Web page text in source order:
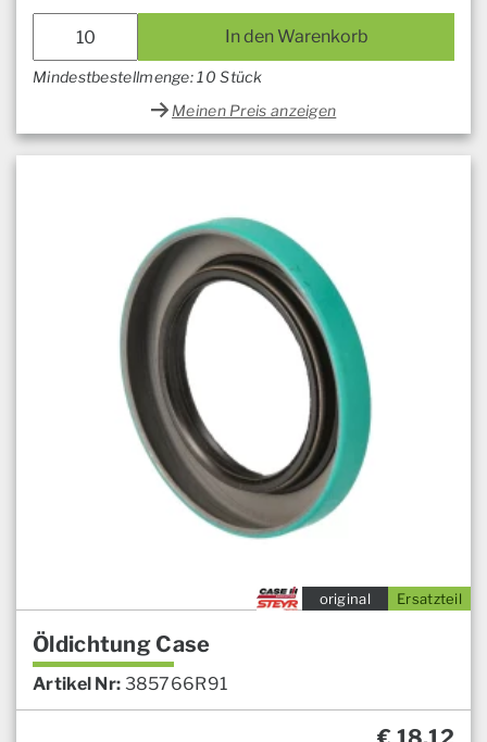
In den Warenkorb
Mindestbestellmenge: 10 Stück
Meinen Preis anzeigen
Ersatzteil
original
Öldichtung Case
Artikel Nr: 385766R91